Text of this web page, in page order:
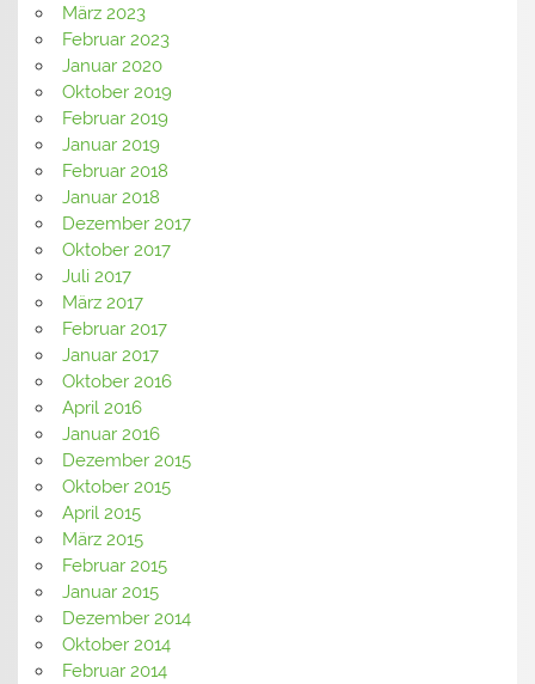
März 2023
Februar 2023
Januar 2020
Oktober 2019
Februar 2019
Januar 2019
Februar 2018
Januar 2018
Dezember 2017
Oktober 2017
Juli 2017
März 2017
Februar 2017
Januar 2017
Oktober 2016
April 2016
Januar 2016
Dezember 2015
Oktober 2015
April 2015
März 2015
Februar 2015
Januar 2015
Dezember 2014
Oktober 2014
Februar 2014